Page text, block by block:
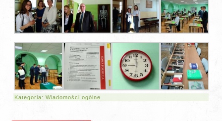
Kategoria:Wiadomości ogólne